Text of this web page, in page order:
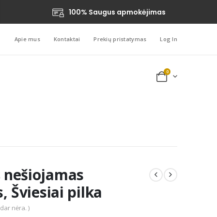
100% Saugus apmokėjimas
Apie mus Kontaktai Prekių pristatymas Log In
0
Šviesiai pilka
nėra. )